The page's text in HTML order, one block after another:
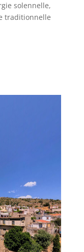
solennelle,
traditionnelle